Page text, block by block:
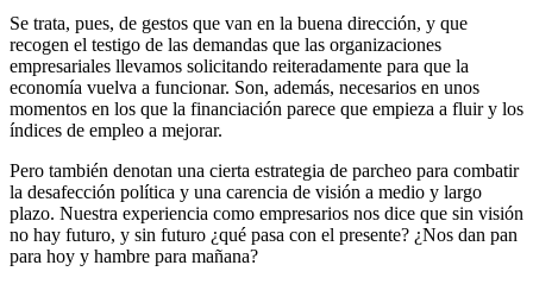
Se trata, pues, de gestos que van en la buena dirección, y que
recogen el testigo de las demandas que las organizaciones
empresariales llevamos solicitando reiteradamente para que la
economía vuelva a funcionar. Son, además, necesarios en unos
momentos en los que la financiación parece que empieza a fluir y los
índices de empleo a mejorar.
Pero también denotan una cierta estrategia de parcheo para combatir
la desafección política y una carencia de visión a medio y largo
plazo. Nuestra experiencia como empresarios nos dice que sin visión
no hay futuro, y sin futuro ¿qué pasa con el presente? ¿Nos dan pan
para hoy y hambre para mañana?